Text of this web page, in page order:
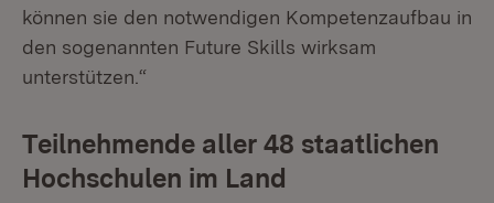
können sie den notwendigen Kompetenzaufbau in
den sogenannten Future Skills wirksam
unterstützen.“
Teilnehmende aller 48 staatlichen
Hochschulen im Land